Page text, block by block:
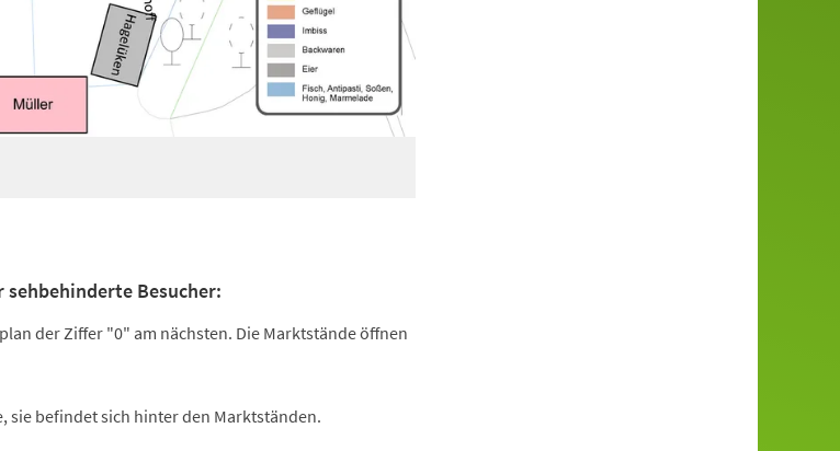
sehbehinderte Besucher:
der Ziffer "0" am nächsten. Die Marktstände öffnen
sie befindet sich hinter den Marktständen.